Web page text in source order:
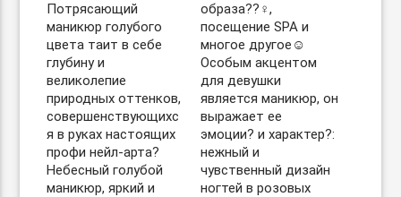
Потрясающий
маникюр голубого
цвета таит в себе
глубину и
великолепие
природных оттенков,
совершенствующихс
я в руках настоящих
профи нейл-арта?
Небесный голубой
маникюр, яркий и
образа??‍♀️,
посещение SPA и
многое другое☺️
Особым акцентом
для девушки
является маникюр, он
выражает ее
эмоции? и характер?:
нежный и
чувственный дизайн
ногтей в розовых